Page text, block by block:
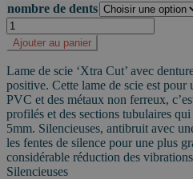
à
nombre de dents
quantité
de
Lame
de
scie
'Xtra
Cut'
pour
aluminium
CREUX
Ø250mm
Ajouter au panier
Lame de scie ‘Xtra Cut’ avec
positive. Cette lame de scie est pour
PVC et des métaux non ferreux,
profilés et des sections tubulaires
5mm. Silencieuses, antibruit avec
les fentes de silence pour une plus
considérable réduction des
Silencieuses